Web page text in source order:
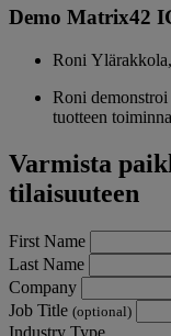
Demo Matrix42
Roni
Roni
tuotteen
Varmista
tilaisuuteen
First Name
Last Name
Company
Job Title (optional)
Industry Type